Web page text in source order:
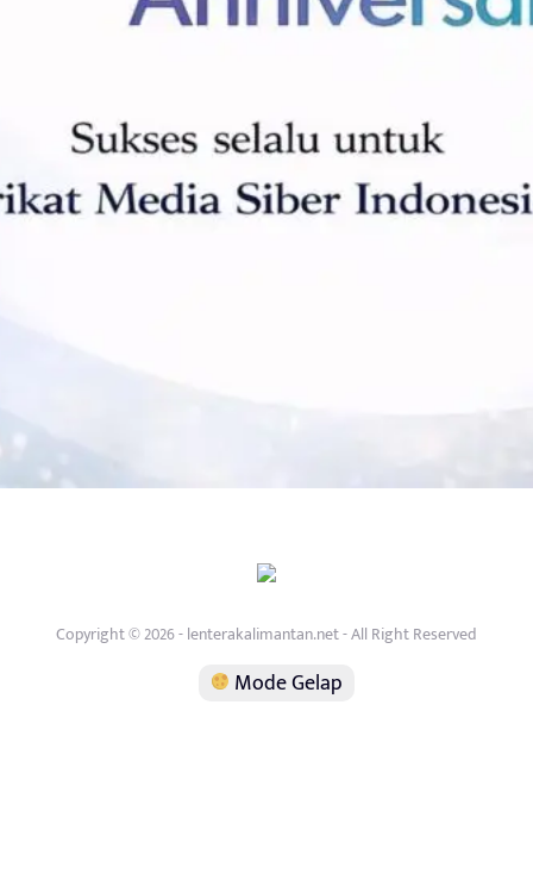
Copyright © 2026 - lenterakalimantan.net - All Right Reserved
Mode Gelap